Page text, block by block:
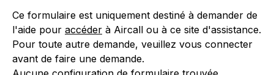
Ce formulaire est uniquement destiné à demander de
l'aide pour accéder à Aircall ou à ce site d'assistance.
Pour toute autre demande, veuillez vous connecter
avant de faire une demande.